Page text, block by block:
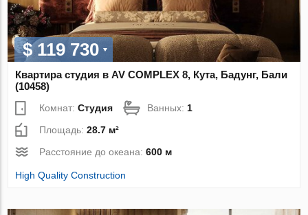
$ 119 730
Квартира студия в AV COMPLEX 8, Кута, Бадунг, Бали
(10458)
Комнат:Студия Ванных:1
Площадь:28.7 м²
Расстояние до океана:600 м
High Quality Construction